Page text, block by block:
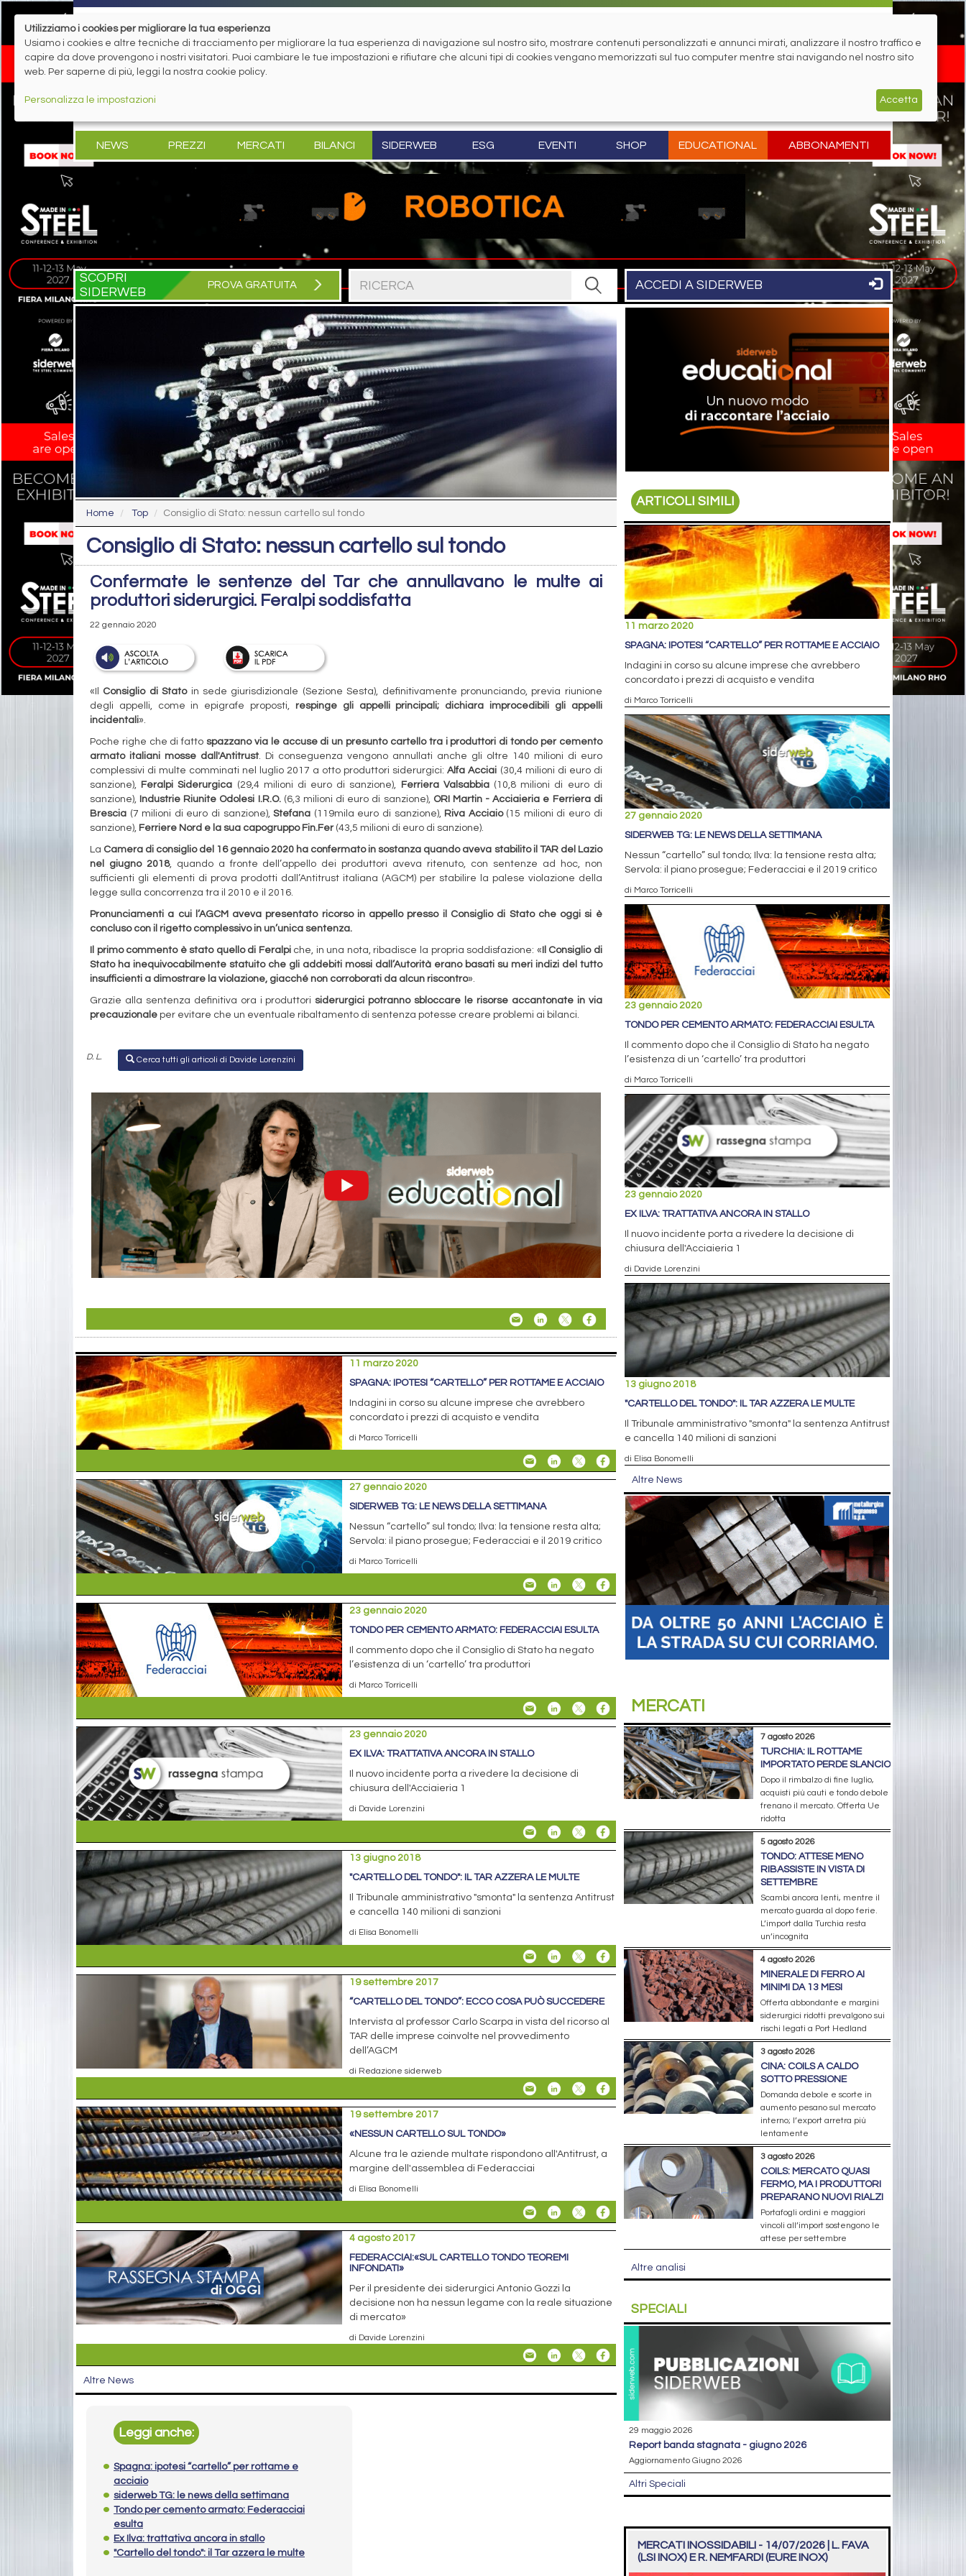
NEWS PREZZI MERCATI BILANCI SIDERWEB ESG EVENTI SHOP EDUCATIONAL ABBONAMENTI
SCOPRI
SIDERWEB
PROVA GRATUITA ACCEDI A SIDERWEB
Home Top Consiglio di Stato: nessun cartello sul tondo
Consiglio di Stato: nessun cartello sul tondo
Confermate le sentenze del Tar che annullavano le multe ai
produttori siderurgici. Feralpi soddisfatta
22 gennaio 2020
«Il Consiglio di Statoin sede giurisdizionale (Sezione Sesta), definitivamente pronunciando, previa riunione
degli appelli, come in epigrafe proposti, respinge gli appelli principali; dichiara improcedibili gli appelli
incidentali».
Poche righe che di fattospazzano via le accuse di un presunto cartello tra i produttori di tondo per cemento
armato italiani mosse dall'Antitrust. Di conseguenza vengono annullati anche gli oltre 140 milioni di euro
complessivi di multe comminati nel luglio 2017 a otto produttori siderurgici:Alfa Acciai (30,4 milioni di euro di
sanzione), Feralpi Siderurgica (29,4 milioni di euro di sanzione), Ferriera Valsabbia(10,8 milioni di euro di
sanzione), Industrie Riunite Odolesi I.R.O.(6,3 milioni di euro di sanzione), ORI Martin - Acciaieria e Ferriera di
Brescia (7 milioni di euro di sanzione),Stefana (119mila euro di sanzione), Riva Acciaio(15 milioni di euro di
sanzione), Ferriere Nord e la sua capogruppo Fin.Fer(43,5 milioni di euro di sanzione).
La Camera di consiglio del 16 gennaio 2020 ha confermato in sostanza quando aveva stabilito il TAR del Lazio
nel giugno 2018, quando a fronte dell’appello dei produttori aveva ritenuto, con sentenze ad hoc, non
sufficienti gli elementi di prova prodotti dall’Antitrust italiana (AGCM) per stabilire la palese violazione della
legge sulla concorrenza tra il 2010 e il 2016.
Pronunciamenti a cui l’AGCM aveva presentato ricorso in appello presso il Consiglio di Stato che oggi si è
concluso con il rigetto complessivo in un’unica sentenza.
Il primo commento è stato quello di Feralpiche, in una nota, ribadisce la propria soddisfazione: «Il Consiglio di
Stato ha inequivocabilmente statuito che gli addebiti mossi dall’Autorità erano basati su meri indizi del tutto
insufficienti a dimostrare la violazione, giacché non corroborati da alcun riscontro».
Grazie alla sentenza definitiva ora i produttorisiderurgici potranno sbloccare le risorse accantonate in via
precauzionale per evitare che un eventuale ribaltamento di sentenza potesse creare problemi ai bilanci.
D. L. Cerca tutti gli articoli di Davide Lorenzini
11 marzo 2020
SPAGNA: IPOTESI “CARTELLO” PER ROTTAME E ACCIAIO
Indagini in corso su alcune imprese che avrebbero
concordato i prezzi di acquisto e vendita
di Marco Torricelli
27 gennaio 2020
SIDERWEB TG: LE NEWS DELLA SETTIMANA
Nessun “cartello” sul tondo; Ilva: la tensione resta alta;
Servola: il piano prosegue; Federacciai e il 2019 critico
di Marco Torricelli
23 gennaio 2020
TONDO PER CEMENTO ARMATO: FEDERACCIAI ESULTA
Il commento dopo che il Consiglio di Stato ha negato
l’esistenza di un ‘cartello’ tra produttori
di Marco Torricelli
23 gennaio 2020
EX ILVA: TRATTATIVA ANCORA IN STALLO
Il nuovo incidente porta a rivedere la decisione di
chiusura dell'Acciaieria 1
di Davide Lorenzini
13 giugno 2018
"CARTELLO DEL TONDO": IL TAR AZZERA LE MULTE
Il Tribunale amministrativo "smonta" la sentenza Antitrust
e cancella 140 milioni di sanzioni
di Elisa Bonomelli
19 settembre 2017
“CARTELLO DEL TONDO”: ECCO COSA PUÒ SUCCEDERE
Intervista al professor Carlo Scarpa in vista del ricorso al
TAR delle imprese coinvolte nel provvedimento
dell’AGCM
di Redazione siderweb
19 settembre 2017
«NESSUN CARTELLO SUL TONDO»
Alcune tra le aziende multate rispondono all'Antitrust, a
margine dell'assemblea di Federacciai
di Elisa Bonomelli
4 agosto 2017
FEDERACCIAI:«SUL CARTELLO TONDO TEOREMI
INFONDATI»
Per il presidente dei siderurgici Antonio Gozzi la
decisione non ha nessun legame con la reale situazione
di mercato»
di Davide Lorenzini
Altre News
Leggi anche:
Spagna: ipotesi “cartello” per rottame e
acciaio
siderweb TG: le news della settimana
Tondo per cemento armato: Federacciai
esulta
Ex Ilva: trattativa ancora in stallo
"Cartello del tondo": il Tar azzera le multe
ARTICOLI SIMILI
11 marzo 2020
SPAGNA: IPOTESI “CARTELLO” PER ROTTAME E ACCIAIO
Indagini in corso su alcune imprese che avrebbero
concordato i prezzi di acquisto e vendita
di Marco Torricelli
27 gennaio 2020
SIDERWEB TG: LE NEWS DELLA SETTIMANA
Nessun “cartello” sul tondo; Ilva: la tensione resta alta;
Servola: il piano prosegue; Federacciai e il 2019 critico
di Marco Torricelli
23 gennaio 2020
TONDO PER CEMENTO ARMATO: FEDERACCIAI ESULTA
Il commento dopo che il Consiglio di Stato ha negato
l’esistenza di un ‘cartello’ tra produttori
di Marco Torricelli
23 gennaio 2020
EX ILVA: TRATTATIVA ANCORA IN STALLO
Il nuovo incidente porta a rivedere la decisione di
chiusura dell'Acciaieria 1
di Davide Lorenzini
13 giugno 2018
"CARTELLO DEL TONDO": IL TAR AZZERA LE MULTE
Il Tribunale amministrativo "smonta" la sentenza Antitrust
e cancella 140 milioni di sanzioni
di Elisa Bonomelli
Altre News
MERCATI
7 agosto 2026
TURCHIA: IL ROTTAME
IMPORTATO PERDE SLANCIO
Dopo il rimbalzo di fine luglio,
acquisti più cauti e tondo debole
frenano il mercato. Offerta Ue
ridotta
5 agosto 2026
TONDO: ATTESE MENO
RIBASSISTE IN VISTA DI
SETTEMBRE
Scambi ancora lenti, mentre il
mercato guarda al dopo ferie.
L’import dalla Turchia resta
un’incognita
4 agosto 2026
MINERALE DI FERRO AI
MINIMI DA 13 MESI
Offerta abbondante e margini
siderurgici ridotti prevalgono sui
rischi legati a Port Hedland
3 agosto 2026
CINA: COILS A CALDO
SOTTO PRESSIONE
Domanda debole e scorte in
aumento pesano sul mercato
interno; l’export arretra più
lentamente
3 agosto 2026
COILS: MERCATO QUASI
FERMO, MA I PRODUTTORI
PREPARANO NUOVI RIALZI
Portafogli ordini e maggiori
vincoli all’import sostengono le
attese per settembre
Altre analisi
SPECIALI
29 maggio 2026
report banda stagnata - giugno 2026
Aggiornamento Giugno 2026
Altri Speciali
MERCATI INOSSIDABILI - 14/07/2026 | L. FAVA
(LSI INOX) E R. NEMFARDI (EURE INOX)
Utilizziamo i cookies per migliorare la tua esperienza
Usiamo i cookies e altre tecniche di tracciamento per migliorare la tua esperienza di navigazione sul nostro sito, mostrare contenuti personalizzati e annunci mirati, analizzare il nostro traffico e
capire da dove provengono i nostri visitatori. Puoi cambiare le tue impostazioni e rifiutare che alcuni tipi di cookies vengano memorizzati sul tuo computer mentre stai navigando nel nostro sito
web. Per saperne di più, leggi la nostra cookie policy.
Personalizza le impostazioni Accetta